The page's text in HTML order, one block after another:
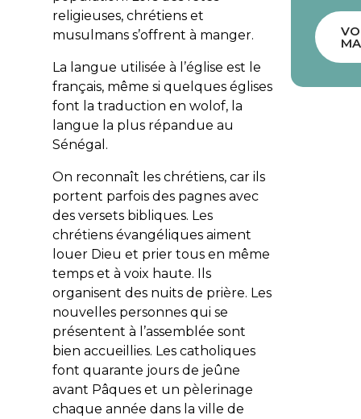
religieuses, chrétiens et
musulmans s’offrent à manger.
La langue utilisée à l’église est le
français, même si quelques églises
font la traduction en wolof, la
langue la plus répandue au
Sénégal.
On reconnaît les chrétiens, car ils
portent parfois des pagnes avec
des versets bibliques. Les
chrétiens évangéliques aiment
louer Dieu et prier tous en même
temps et à voix haute. Ils
organisent des nuits de prière. Les
nouvelles personnes qui se
présentent à l’assemblée sont
bien accueillies. Les catholiques
font quarante jours de jeûne
avant Pâques et un pèlerinage
chaque année dans la ville de